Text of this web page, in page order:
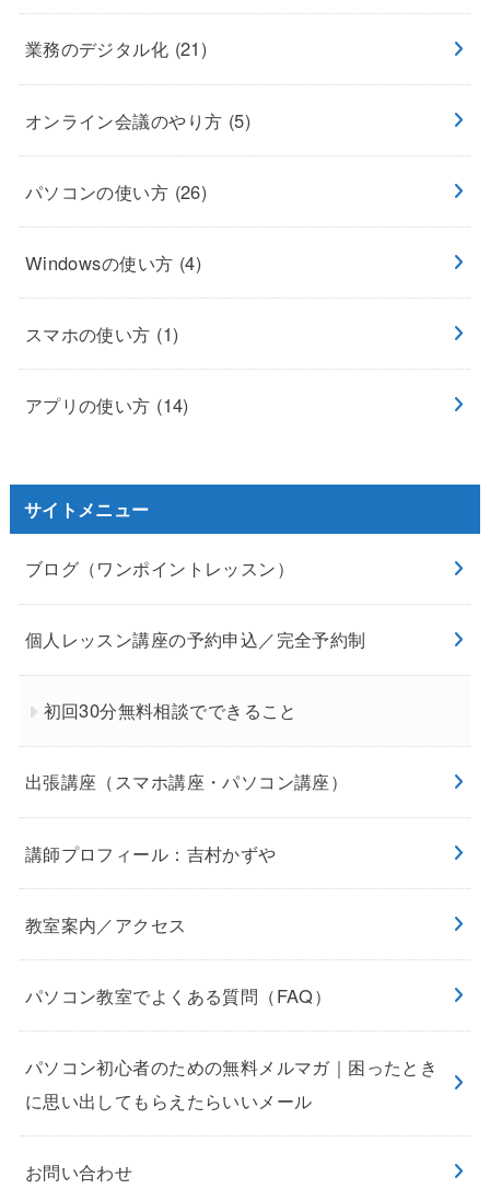
業務のデジタル化 (21)
オンライン会議のやり方 (5)
パソコンの使い方 (26)
Windowsの使い方 (4)
スマホの使い方 (1)
アプリの使い方 (14)
サイトメニュー
ブログ（ワンポイントレッスン）
個人レッスン講座の予約申込／完全予約制
初回30分無料相談でできること
出張講座（スマホ講座・パソコン講座）
講師プロフィール：吉村かずや
教室案内／アクセス
パソコン教室でよくある質問（FAQ）
パソコン初心者のための無料メルマガ｜困ったとき
に思い出してもらえたらいいメール
お問い合わせ